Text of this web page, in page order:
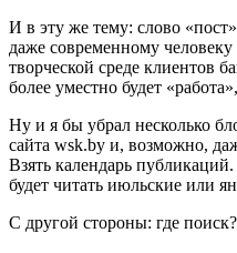
И в эту же тему: слово
даже современному
творческой среде клиентов
более уместно будет
Ну и я бы убрал несколько
сайта wsk.by и, возможно,
Взять календарь
будет читать июльские или
С другой стороны: где